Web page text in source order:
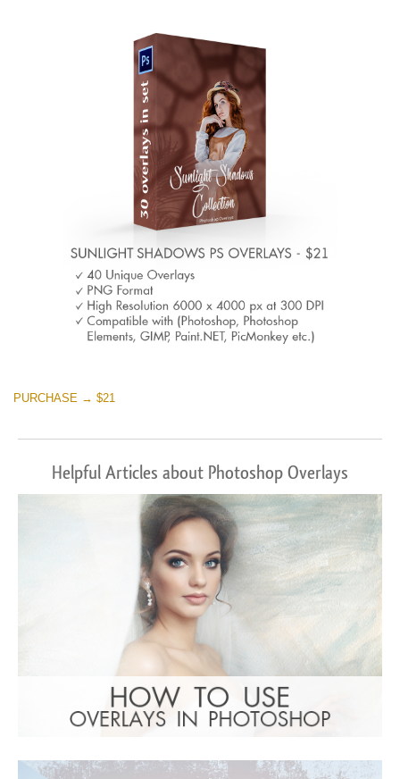
PURCHASE → $21
Helpful Articles about Photoshop Overlays